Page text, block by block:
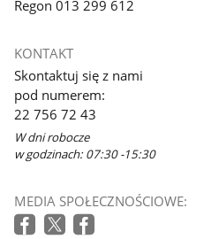
Regon 013 299 612
KONTAKT
Skontaktuj się z nami
pod numerem:
22 756 72 43
W dni robocze
w godzinach: 07:30 -15:30
MEDIA SPOŁECZNOŚCIOWE: